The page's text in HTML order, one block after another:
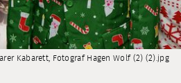
Kabarett, Fotograf Hagen Wolf (2) (2).jpg